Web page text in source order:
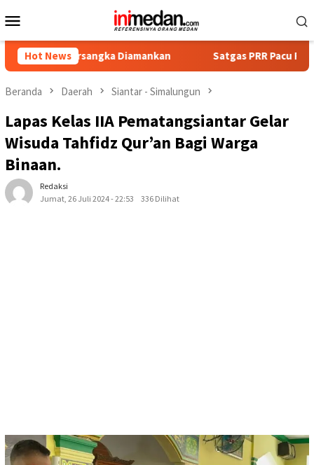
ke
Mobile
Hot NewsDiamankan Satgas PRR Pacu Realisasi
Beranda Daerah Siantar - Simalungun
Lapas Kelas IIA Pematangsiantar Gelar
Wisuda Tahfidz Qur’an Bagi Warga
Binaan.
Redaksi
Jumat, 26 Juli 2024 - 22:53
336 Dilihat